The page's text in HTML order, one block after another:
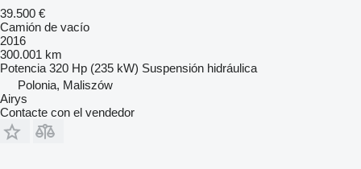
39.500 €
Camión de vacío
2016
300.001 km
Potencia 320 Hp (235 kW) Suspensión hidráulica
Polonia, Maliszów
Airys
Contacte con el vendedor